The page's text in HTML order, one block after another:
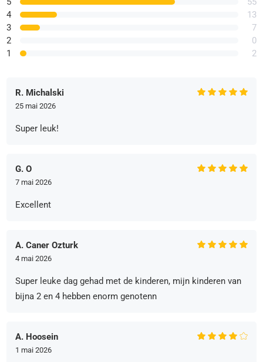
4
3
2
1
13
7
0
2
R. Michalski
25 mai 2026
Super leuk!
G. O
7 mai 2026
Excellent
A. Caner Ozturk
4 mai 2026
Super leuke dag gehad met de kinderen, mijn kinderen van
bijna 2 en 4 hebben enorm genotenn
A. Hoosein
1 mai 2026